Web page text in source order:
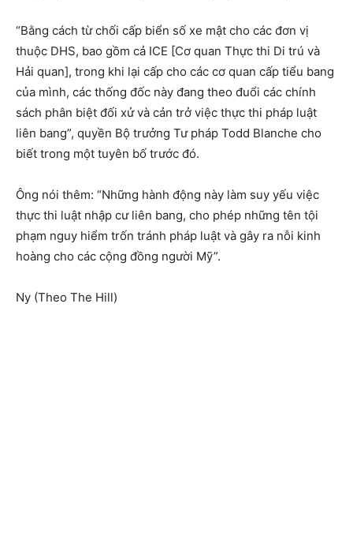
“Bằng cách từ chối cấp biển số xe mật cho các đơn vị
thuộc DHS, bao gồm cả ICE [Cơ quan Thực thi Di trú và
Hải quan], trong khi lại cấp cho các cơ quan cấp tiểu bang
của mình, các thống đốc này đang theo đuổi các chính
sách phân biệt đối xử và cản trở việc thực thi pháp luật
liên bang”, quyền Bộ trưởng Tư pháp Todd Blanche cho
biết trong một tuyên bố trước đó.
Ông nói thêm: “Những hành động này làm suy yếu việc
thực thi luật nhập cư liên bang, cho phép những tên tội
phạm nguy hiểm trốn tránh pháp luật và gây ra nỗi kinh
hoàng cho các cộng đồng người Mỹ”.
Ny (Theo The Hill)